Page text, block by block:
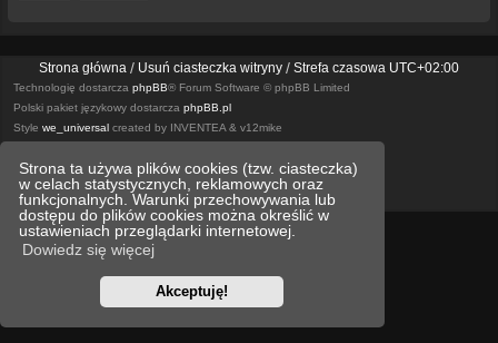
Strona ta używa plików cookies (tzw. ciasteczka)
w celach statystycznych, reklamowych oraz
funkcjonalnych. Warunki przechowywania lub
dostępu do plików cookies można określić w
ustawieniach przeglądarki internetowej.
Dowiedz się więcej
Akceptuję!
Strona główna Usuń ciasteczka witryny Strefa czasowa UTC+02:00
Technologię dostarcza phpBB® Forum Software © phpBB Limited
Polski pakiet językowy dostarcza phpBB.pl
Style we_universal created by INVENTEA & v12mike
Optimized by:phpBB SEO
Zasady ochrony danych osobowych Regulamin